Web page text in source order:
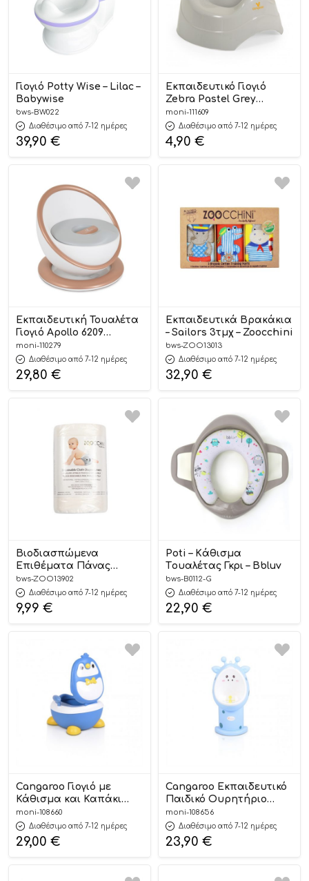
Γιογιό Potty Wise – Lilac –
Babywise
bws-BW022
Διαθέσιμο από 7-12 ημέρες
39,90 €
Εκπαιδευτικό Γιογιό
Zebra Pastel Grey
3800146271596 12m+ –
Cangaroo
moni-111609
Διαθέσιμο από 7-12 ημέρες
4,90 €
Εκπαιδευτική Τουαλέτα
Γιογιό Apollo 6209
3800146270223 12m+ –
Cangaroo
moni-110279
Διαθέσιμο από 7-12 ημέρες
29,80 €
Εκπαιδευτικά Βρακάκια
– Sailors 3τμχ – Zoocchini
bws-ZOO13013
Διαθέσιμο από 7-12 ημέρες
32,90 €
Βιοδιασπώμενα
Επιθέματα Πάνας
(100τμχ) – Zoocchini
bws-ZOO13902
Διαθέσιμο από 7-12 ημέρες
9,99 €
Poti – Kάθισμα
Tουαλέτας Γκρι – Bbluv
bws-B0112-G
Διαθέσιμο από 7-12 ημέρες
22,90 €
Cangaroo Γιογιό με
Κάθισμα και Καπάκι
Riko Blue 3800146267421
moni-108660
Διαθέσιμο από 7-12 ημέρες
29,00 €
Cangaroo Εκπαιδευτικό
Παιδικό Ουρητήριο
Masai Blue
3800146267445
moni-108656
Διαθέσιμο από 7-12 ημέρες
23,90 €